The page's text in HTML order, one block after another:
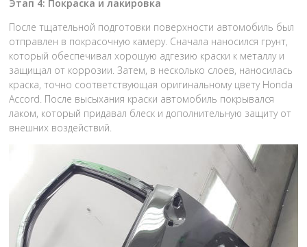
Этап 4: Покраска и лакировка
После тщательной подготовки поверхности автомобиль был
отправлен в покрасочную камеру. Сначала наносился грунт,
который обеспечивал хорошую адгезию краски к металлу и
защищал от коррозии. Затем, в несколько слоев, наносилась
краска, точно соответствующая оригинальному цвету Honda
Accord. После высыхания краски автомобиль покрывался
лаком, который придавал блеск и дополнительную защиту от
внешних воздействий.